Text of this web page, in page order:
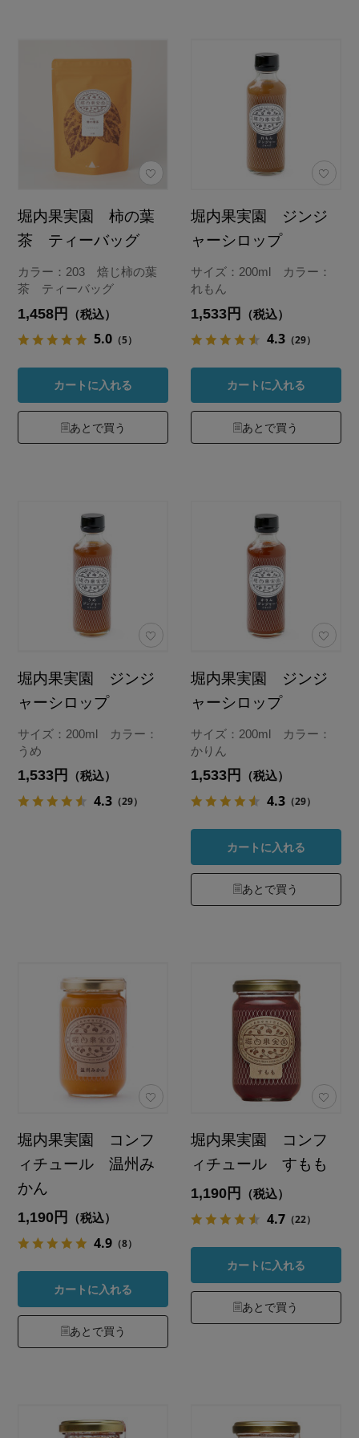
堀内果実園 柿の葉
茶 ティーバッグ
カラー：203 焙じ柿の葉
茶 ティーバッグ
1,458円 （税込）
5.0 （5）
カートに入れる
あとで買う
堀内果実園 ジンジ
ャーシロップ
サイズ：200ml カラー：
れもん
1,533円 （税込）
4.3 （29）
カートに入れる
あとで買う
堀内果実園 ジンジ
ャーシロップ
サイズ：200ml カラー：
うめ
1,533円 （税込）
4.3 （29）
堀内果実園 ジンジ
ャーシロップ
サイズ：200ml カラー：
かりん
1,533円 （税込）
4.3 （29）
カートに入れる
あとで買う
堀内果実園 コンフ
ィチュール 温州み
かん
1,190円 （税込）
4.9 （8）
カートに入れる
あとで買う
堀内果実園 コンフ
ィチュール すもも
1,190円 （税込）
4.7 （22）
カートに入れる
あとで買う